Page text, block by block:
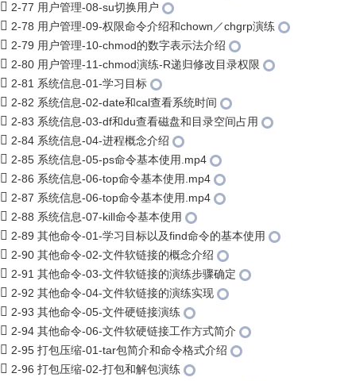
2-77 用户管理-08-su切换用户
2-78 用户管理-09-权限命令介绍和chown／chgrp演练
2-79 用户管理-10-chmod的数字表示法介绍
2-80 用户管理-11-chmod演练-R递归修改目录权限
2-81 系统信息-01-学习目标
2-82 系统信息-02-date和cal查看系统时间
2-83 系统信息-03-df和du查看磁盘和目录空间占用
2-84 系统信息-04-进程概念介绍
2-85 系统信息-05-ps命令基本使用.mp4
2-86 系统信息-06-top命令基本使用.mp4
2-87 系统信息-06-top命令基本使用.mp4
2-88 系统信息-07-kill命令基本使用
2-89 其他命令-01-学习目标以及find命令的基本使用
2-90 其他命令-02-文件软链接的概念介绍
2-91 其他命令-03-文件软链接的演练步骤确定
2-92 其他命令-04-文件软链接的演练实现
2-93 其他命令-05-文件硬链接演练
2-94 其他命令-06-文件软硬链接工作方式简介
2-95 打包压缩-01-tar包简介和命令格式介绍
2-96 打包压缩-02-打包和解包演练